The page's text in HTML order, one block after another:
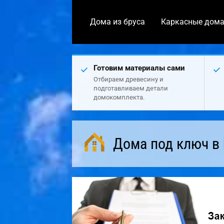
Дома из бруса Каркасные дома
Готовим материалы сами
Отбираем древесину и
подготавливаем детали
домокомплекта.
Дома под ключ в